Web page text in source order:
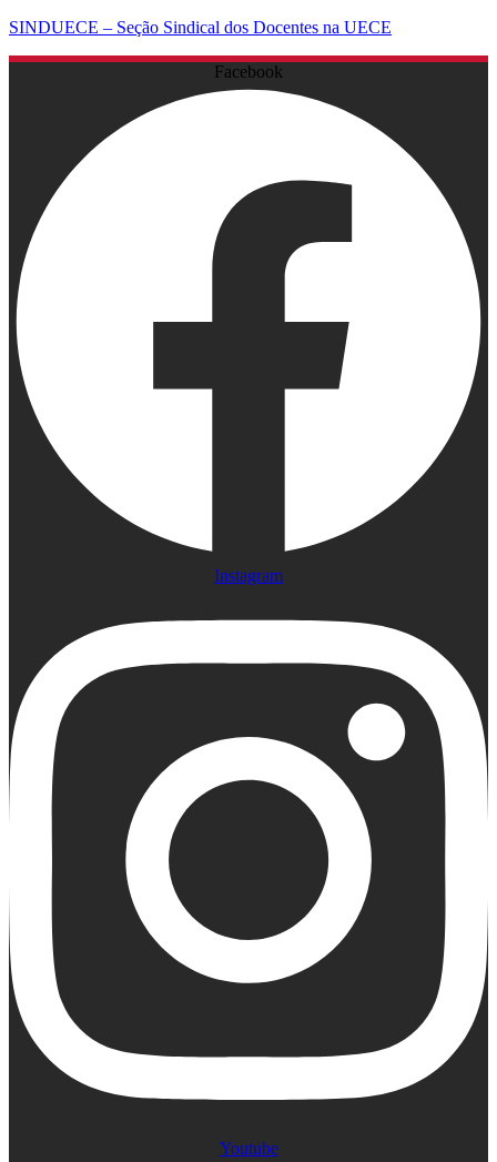
SINDUECE – Seção Sindical dos Docentes na UECE
Facebook
Instagram
Youtube